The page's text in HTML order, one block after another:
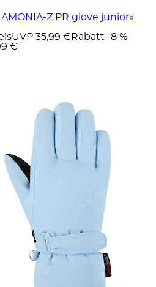
Z PR glove junior«
UVP 35,99 € Rabatt- 8 %
€